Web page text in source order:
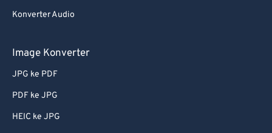
Konverter Audio
Image Konverter
JPG ke PDF
PDF ke JPG
HEIC ke JPG